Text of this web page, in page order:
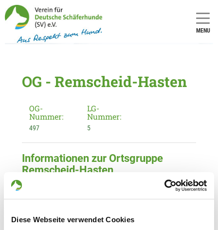
Diese Webseite verwendet Cookies
MENU
OG - Remscheid-Hasten
OG-
Nummer:
497
LG-
Nummer:
5
Informationen zur Ortsgruppe
Remscheid-Hasten
Hans-Jürgen Heimann
42855 Remscheid